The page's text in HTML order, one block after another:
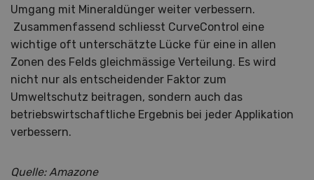
Umgang mit Mineraldünger weiter verbessern.
Zusammenfassend schliesst CurveControl eine
wichtige oft unterschätzte Lücke für eine in allen
Zonen des Felds gleichmässige Verteilung. Es wird
nicht nur als entscheidender Faktor zum
Umweltschutz beitragen, sondern auch das
betriebswirtschaftliche Ergebnis bei jeder Applikation
verbessern.
Quelle: Amazone